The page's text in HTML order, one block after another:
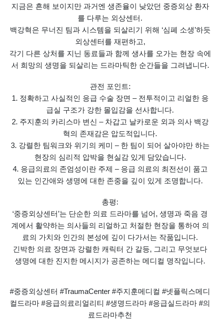
지금은 흔해 보이지만 과거엔 생존율이 낮았던 중증외상 환자
를 다루는 외상센터.
백강혁은 무너진 팀과 시스템을 되살리기 위해 ‘심폐 소생’하듯
외상센터를 재편하고,
각기 다른 상처를 지닌 동료들과 함께 생사를 오가는 현장 속에
서 희망의 생명을 되살리는 드라마틱한 순간들을 그려냅니다.
관전 포인트:
1. 정확하고 사실적인 응급 수술 장면 – 전투적이고 리얼한 응
급실 구조가 강한 몰입감을 선사합니다.
2. 주지훈의 카리스마 변신 – 차갑고 날카로운 외과 의사 백강
혁의 존재감은 압도적입니다.
3. 강렬한 팀워크와 위기의 케미 – 한 팀이 되어 살아야만 하는
현장의 심리적 압박을 현실감 있게 담았습니다.
4. 응급의료의 존엄성이란 주제 – 응급 의료의 최전선이 품고
있는 인간애와 생명에 대한 존중을 깊이 있게 조명합니다.
총평:
‘중증외상센터’는 단순한 의료 드라마를 넘어, 생명과 죽음 경
계에서 활약하는 의사들의 리얼하고 처절한 현장을 통하여 의
료의 가치와 인간의 본성에 깊이 다가서는 작품입니다.
긴박한 의료 장면과 강렬한 캐릭터 간 갈등, 그리고 무엇보다
생명에 대한 진지한 메시지가 공존하는 메디컬 명작입니다.
#중증외상센터 #TraumaCenter #주지훈메디컬 #넷플릭스메디
컬드라마 #응급의료리얼리티 #생명드라마 #응급실드라마 #의
료드라마추천